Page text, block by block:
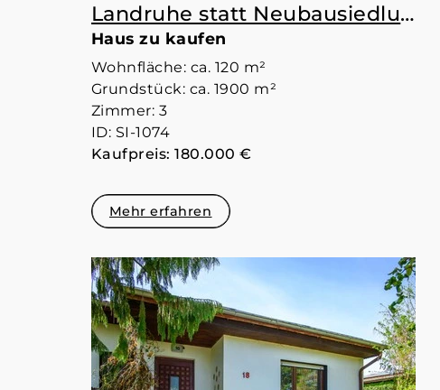
Landruhe statt Neubausiedlung, direkt an der Bode
Haus zu kaufen
Wohnfläche: ca. 120 m²
Grundstück: ca. 1900 m²
Zimmer: 3
ID: SI-1074
Kaufpreis: 180.000 €
Mehr erfahren